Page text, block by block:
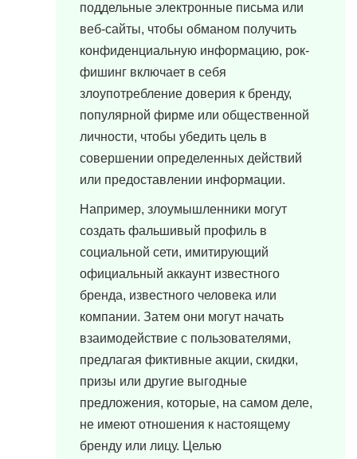
поддельные электронные письма или
веб-сайты, чтобы обманом получить
конфиденциальную информацию, рок-
фишинг включает в себя
злоупотребление доверия к бренду,
популярной фирме или общественной
личности, чтобы убедить цель в
совершении определенных действий
или предоставлении информации.
Например, злоумышленники могут
создать фальшивый профиль в
социальной сети, имитирующий
официальный аккаунт известного
бренда, известного человека или
компании. Затем они могут начать
взаимодействие с пользователями,
предлагая фиктивные акции, скидки,
призы или другие выгодные
предложения, которые, на самом деле,
не имеют отношения к настоящему
бренду или лицу. Целью